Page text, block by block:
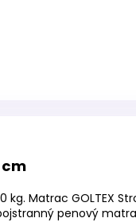
cm
kg. Matrac GOLTEX
penový